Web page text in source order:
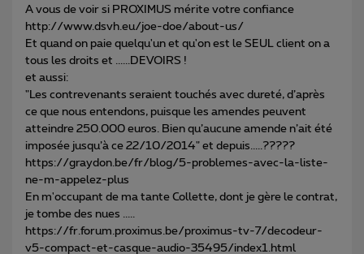
A vous de voir si PROXIMUS mérite votre confiance
http://www.dsvh.eu/joe-doe/about-us/
Et quand on paie quelqu'un et qu'on est le SEUL client on a
tous les droits et ......DEVOIRS !
et aussi:
"Les contrevenants seraient touchés avec dureté, d’après
ce que nous entendons, puisque les amendes peuvent
atteindre 250.000 euros. Bien qu’aucune amende n’ait été
imposée jusqu’à ce 22/10/2014" et depuis.....?????
https://graydon.be/fr/blog/5-problemes-avec-la-liste-
ne-m-appelez-plus
En m'occupant de ma tante Collette, dont je gère le contrat,
je tombe des nues .....
https://fr.forum.proximus.be/proximus-tv-7/decodeur-
v5-compact-et-casque-audio-35495/index1.html